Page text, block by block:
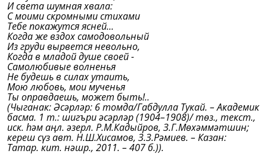
И света шумная хвала:
С моими скромными стихами
Тебе покажутся ясней...
Когда же вздох самодовольный
Из груди вырвется невольно,
Когда в младой душе своей -
Самолюбивые волненья
Не будешь в силах утаить,
Мою любовь, мои мученья
Ты оправдаешь, может быть!..
(Чыганак: Әсәрләр: 6 томда/Габдулла Тукай. – Академик
басма. 1 т.: шигъри әсәрләр (1904–1908)/ төз., текст.,
иск. һәм аңл. әзерл. Р.М.Кадыйров, З.Г.Мөхәммәтшин;
кереш сүз авт. Н.Ш.Хисамов, З.З.Рәмиев. – Казан:
Татар. кит. нәшр., 2011. – 407 б.)).